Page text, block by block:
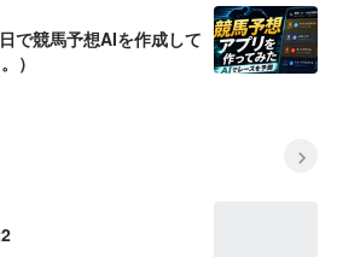
で競馬予想AIを作成して
）